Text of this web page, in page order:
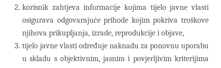
korisnik zahtjeva informacije kojima tijelo javne vlasti
osigurava odgovarajuće prihode kojim pokriva troškove
njihova prikupljanja, izrade, reprodukcije i objave,
tijelo javne vlasti određuje naknadu za ponovnu uporabu
u skladu s objektivnim, jasnim i povjerljivim kriterijima